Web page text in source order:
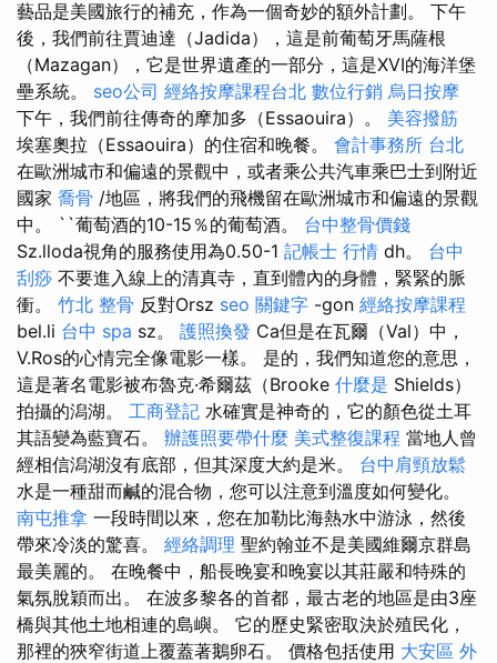
藝品是美國旅行的補充，作為一個奇妙的額外計劃。 下午
後，我們前往賈迪達（Jadida），這是前葡萄牙馬薩根
（Mazagan），它是世界遺產的一部分，這是XVI的海洋堡
壘系統。 seo公司 經絡按摩課程台北 數位行銷 烏日按摩
下午，我們前往傳奇的摩加多（Essaouira）。 美容撥筋
埃塞奧拉（Essaouira）的住宿和晚餐。 會計事務所 台北
在歐洲城市和偏遠的景觀中，或者乘公共汽車乘巴士到附近
國家 喬骨 /地區，將我們的飛機留在歐洲城市和偏遠的景觀
中。 ``葡萄酒的10-15％的葡萄酒。 台中整骨價錢
Sz.lloda視角的服務使用為0.50-1 記帳士 行情 dh。 台中
刮痧 不要進入線上的清真寺，直到體內的身體，緊緊的脈
衝。 竹北 整骨 反對Orsz seo 關鍵字 -gon 經絡按摩課程
bel.li 台中 spa sz。 護照換發 Ca但是在瓦爾（Val）中，
V.Ros的心情完全像電影一樣。 是的，我們知道您的意思，
這是著名電影被布魯克·希爾茲（Brooke 什麼是 Shields）
拍攝的潟湖。 工商登記 水確實是神奇的，它的顏色從土耳
其語變為藍寶石。 辦護照要帶什麼 美式整復課程 當地人曾
經相信潟湖沒有底部，但其深度大約是米。 台中肩頸放鬆
水是一種甜而鹹的混合物，您可以注意到溫度如何變化。
南屯推拿 一段時間以來，您在加勒比海熱水中游泳，然後
帶來冷淡的驚喜。 經絡調理 聖約翰並不是美國維爾京群島
最美麗的。 在晚餐中，船長晚宴和晚宴以其莊嚴和特殊的
氣氛脫穎而出。 在波多黎各的首都，最古老的地區是由3座
橋與其他土地相連的島嶼。 它的歷史緊密取決於殖民化，
那裡的狹窄街道上覆蓋著鵝卵石。 價格包括使用 大安區 外